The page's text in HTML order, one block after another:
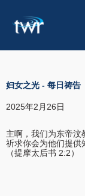
妇女之光 - 每日祷告
2025年2月26日
主啊，我们为东帝汶
祈求你会为他们提供
（提摩太后书 2:2）